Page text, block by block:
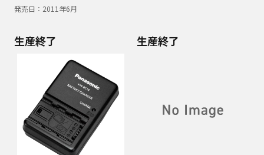
発売日： 2011年6月
生産終了 生産終了